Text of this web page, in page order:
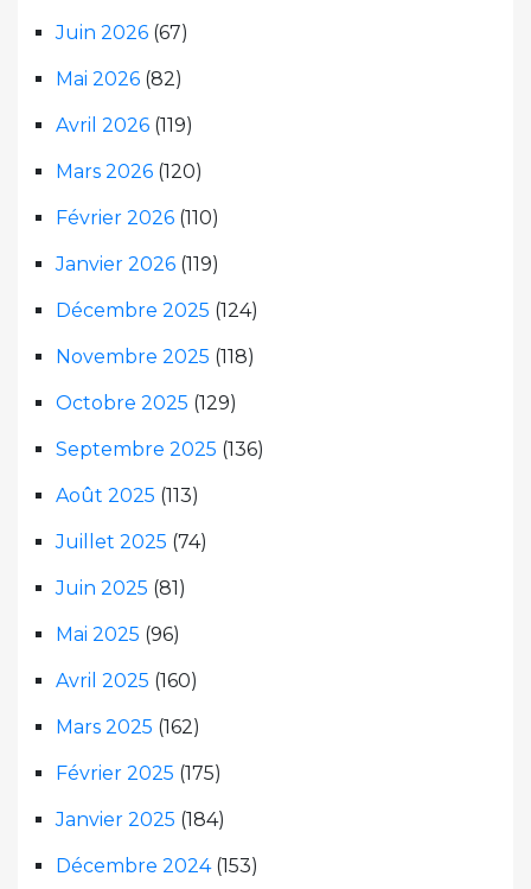
Juin 2026 (67)
Mai 2026 (82)
Avril 2026 (119)
Mars 2026 (120)
Février 2026 (110)
Janvier 2026 (119)
Décembre 2025 (124)
Novembre 2025 (118)
Octobre 2025 (129)
Septembre 2025 (136)
Août 2025 (113)
Juillet 2025 (74)
Juin 2025 (81)
Mai 2025 (96)
Avril 2025 (160)
Mars 2025 (162)
Février 2025 (175)
Janvier 2025 (184)
Décembre 2024(153)